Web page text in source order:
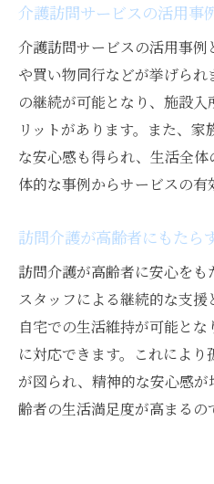
介護訪問サービスの活用事
介護訪問サービスの活用事
や買い物同行などが挙げら
の継続が可能となり、施設
リットがあります。また、
な安心感も得られ、生活全
体的な事例からサービスの有
訪問介護が高齢者にもたら
訪問介護が高齢者に安心を
スタッフによる継続的な支援
自宅での生活維持が可能と
に対応できます。これによ
が図られ、精神的な安心感
齢者の生活満足度が高まるの